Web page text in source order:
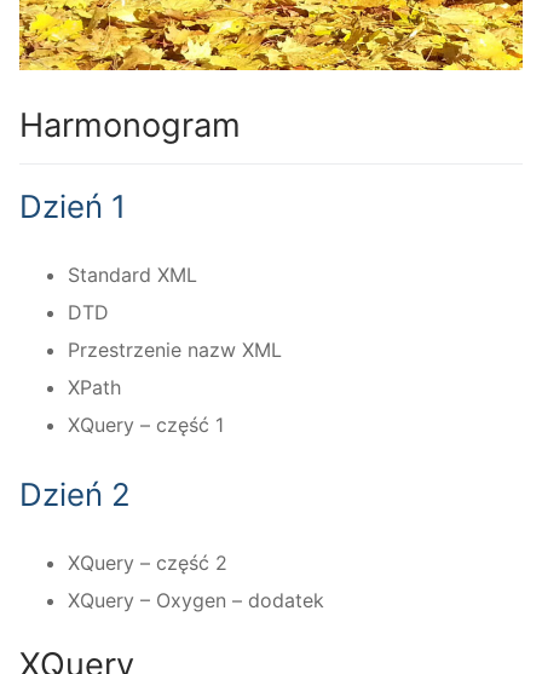
Harmonogram
Dzień 1
Standard XML
DTD
Przestrzenie nazw XML
XPath
XQuery – część 1
Dzień 2
XQuery – część 2
XQuery – Oxygen – dodatek
XQuery